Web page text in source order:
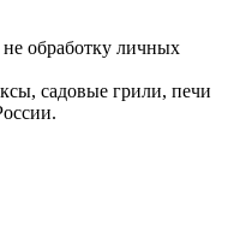
обработку личных
садовые грили, печи